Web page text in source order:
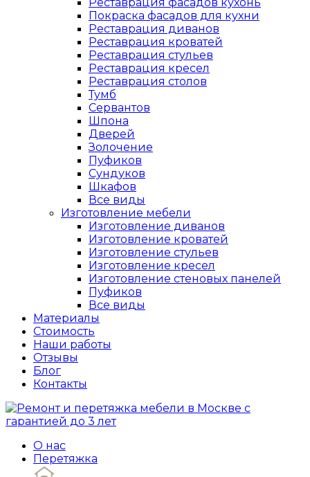
Реставрация фасадов кухонь
Покраска фасадов для кухни
Реставрация диванов
Реставрация кроватей
Реставрация стульев
Реставрация кресел
Реставрация столов
Тумб
Сервантов
Шпона
Дверей
Золочение
Пуфиков
Сундуков
Шкафов
Все виды
Изготовление мебели
Изготовление диванов
Изготовление кроватей
Изготовление стульев
Изготовление кресел
Изготовление стеновых панелей
Пуфиков
Все виды
Материалы
Стоимость
Наши работы
Отзывы
Блог
Контакты
О нас
Перетяжка